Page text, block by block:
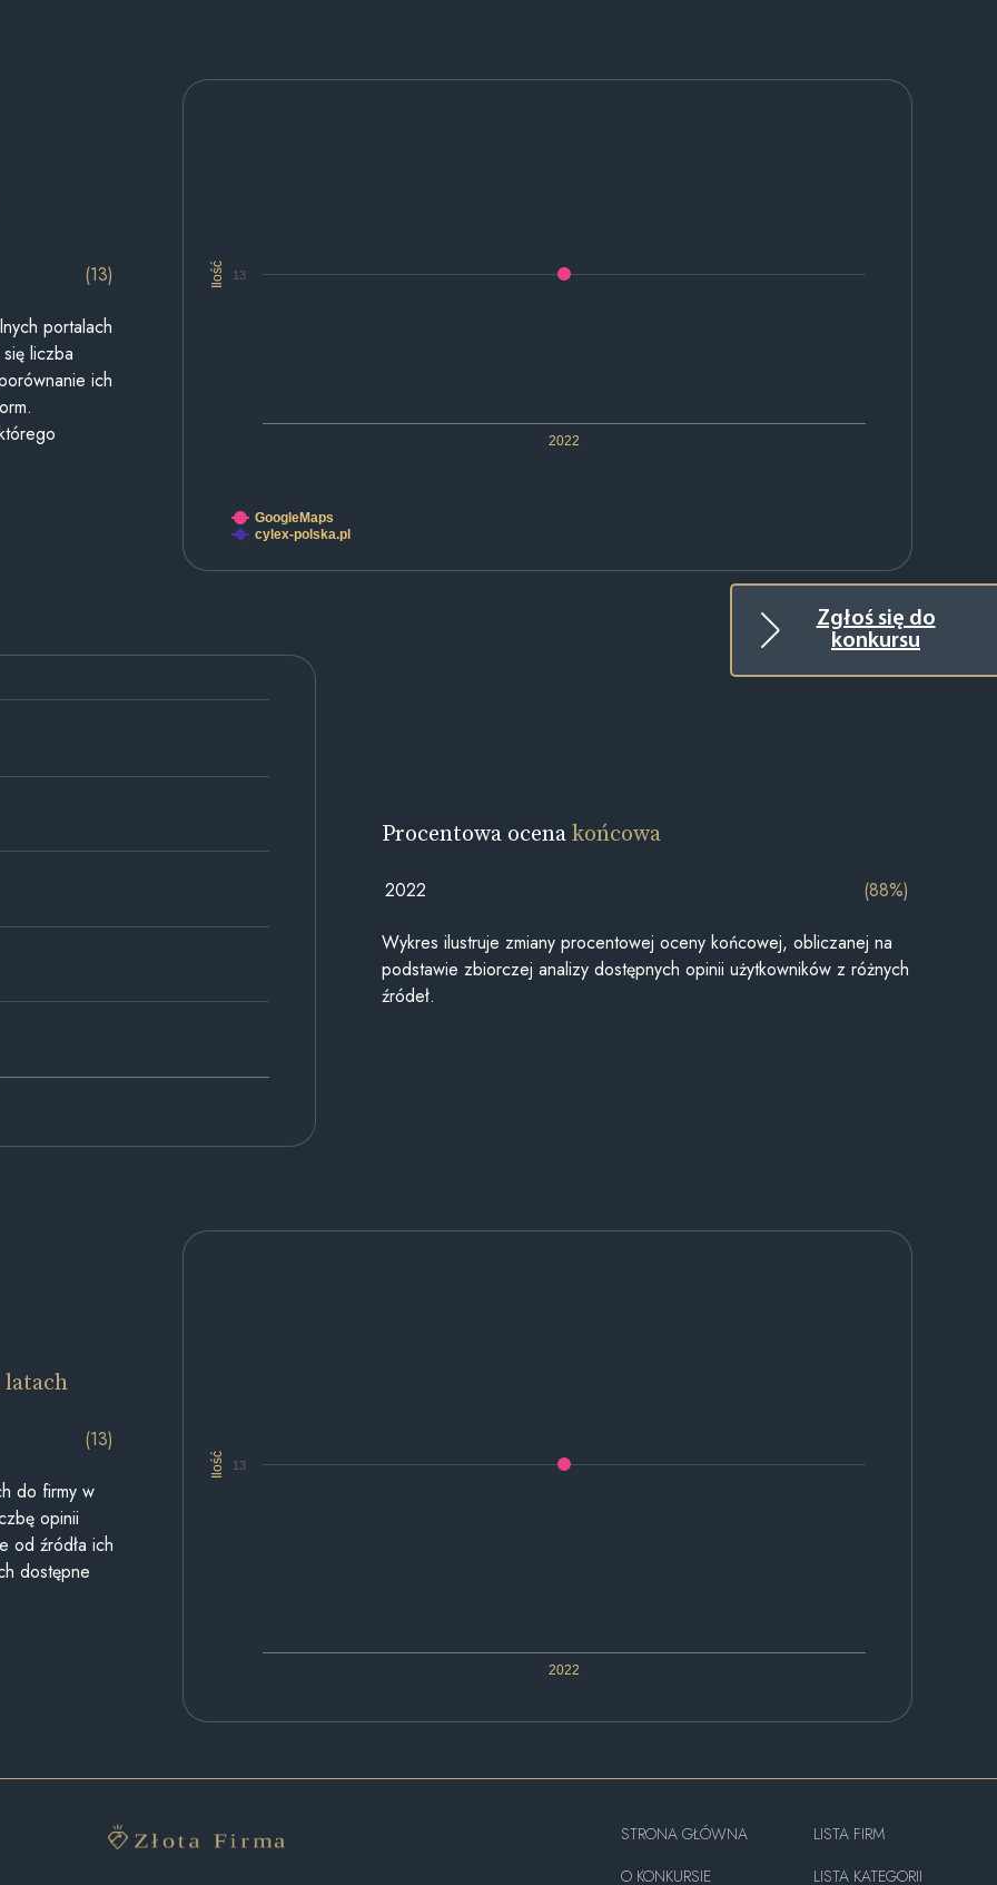
Zgłoś się do
konkursu
Ilość
2022
13
GoogleMaps
cylex-polska.pl
(13)
portalach
liczba
ich
Procentowa ocenakońcowa
2022 (88%)
Wykres ilustruje zmiany procentowej oceny końcowej, obliczanej na
podstawie zbiorczej analizy dostępnych opinii użytkowników z różnych
źródeł.
Ilość
2022
13
latach
(13)
do firmy w
opinii
od źródła ich
dostępne
STRONA GŁÓWNA
O KONKURSIE
LISTA FIRM
LISTA KATEGORII